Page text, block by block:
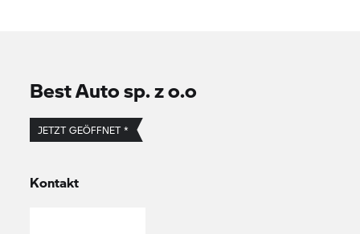
Best Auto sp. z o.o
JETZT GEÖFFNET *
Kontakt